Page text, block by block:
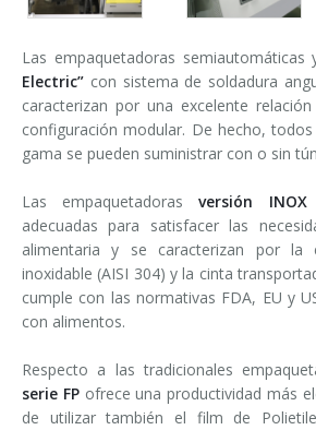
Las empaquetadoras semiautomáticas
Electric” con sistema de soldadura
caracterizan por una excelente
configuración modular. De hecho,
gama se pueden suministrar con o sin
Las empaquetadorasversión INOX
adecuadas para satisfacer las
alimentaria y se caracterizan por la
inoxidable (AISI 304) y la cinta
cumple con las normativas FDA, EU y
con alimentos.
Respecto a las tradicionales
serie FPofrece una productividad más
de utilizar también el film de